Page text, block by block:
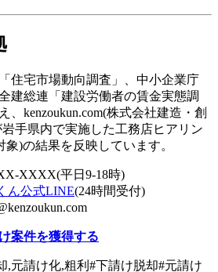
住宅市場動向調査」、中小企業庁
建総連「建設労働者の賃金実態調
、kenzoukun.com(株式会社建造・創
手県内で実施した工務店ヒアリン
象)の結果を反映しています。
XXXX(平日9-18時)
ん公式LINE(24時間受付)
案件を獲得する
,元請け化,粗利 #下請け脱却#元請け